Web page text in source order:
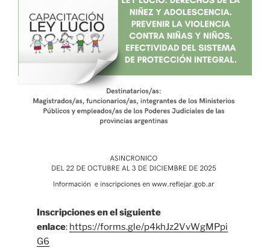
Inscripciones en el siguiente
enlace: https://forms.gle/p4khJz2VvWgMPpi
G6